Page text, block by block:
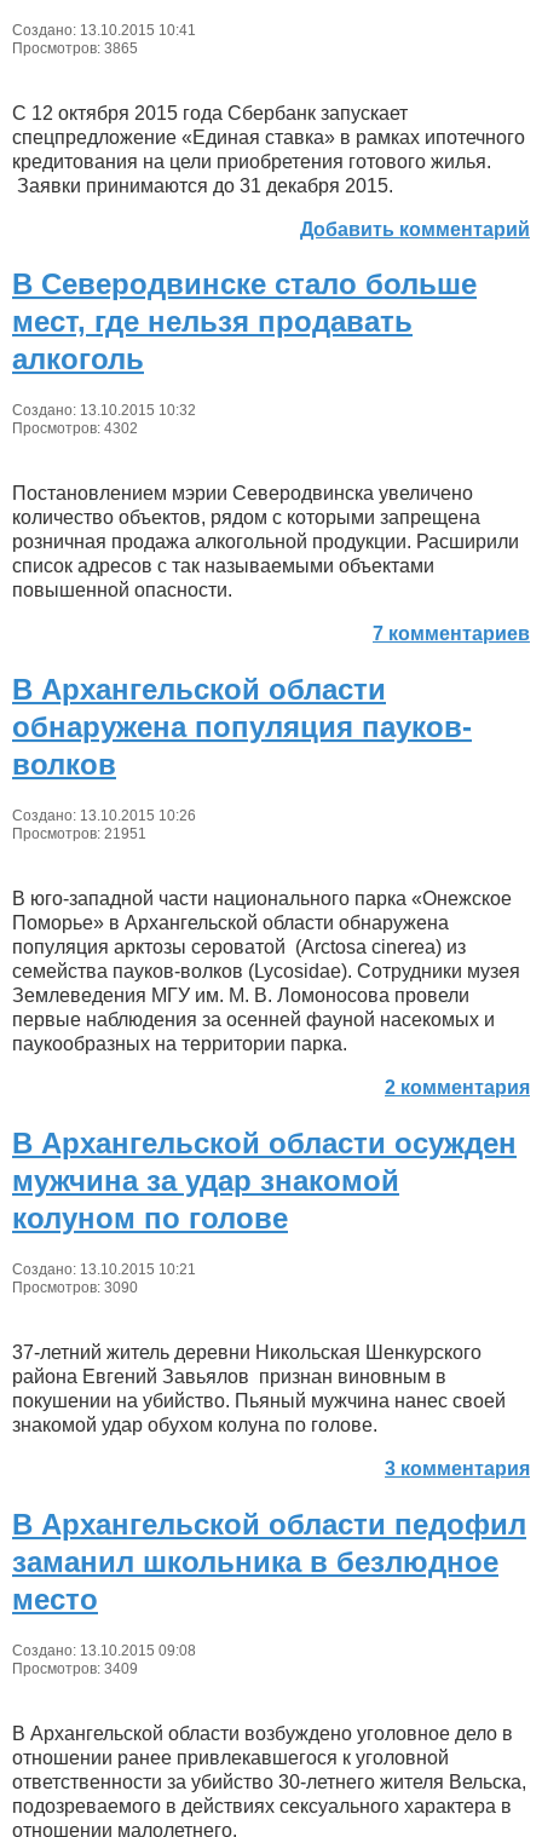
Создано: 13.10.2015 10:41
Просмотров: 3865
С 12 октября 2015 года Сбербанк запускает
спецпредложение «Единая ставка» в рамках ипотечного
кредитования на цели приобретения готового жилья.
Заявки принимаются до 31 декабря 2015.
Добавить комментарий
В Северодвинске стало больше
мест, где нельзя продавать
алкоголь
Создано: 13.10.2015 10:32
Просмотров: 4302
Постановлением мэрии Северодвинска увеличено
количество объектов, рядом с которыми запрещена
розничная продажа алкогольной продукции. Расширили
список адресов с так называемыми объектами
повышенной опасности.
7 комментариев
В Архангельской области
обнаружена популяция пауков-
волков
Создано: 13.10.2015 10:26
Просмотров: 21951
В юго-западной части национального парка «Онежское
Поморье» в Архангельской области обнаружена
популяция арктозы сероватой (Arctosa cinerea) из
семейства пауков-волков (Lycosidae). Сотрудники музея
Землеведения МГУ им. М. В. Ломоносова провели
первые наблюдения за осенней фауной насекомых и
паукообразных на территории парка.
2 комментария
В Архангельской области осужден
мужчина за удар знакомой
колуном по голове
Создано: 13.10.2015 10:21
Просмотров: 3090
37-летний житель деревни Никольская Шенкурского
района Евгений Завьялов признан виновным в
покушении на убийство. Пьяный мужчина нанес своей
знакомой удар обухом колуна по голове.
3 комментария
В Архангельской области педофил
заманил школьника в безлюдное
место
Создано: 13.10.2015 09:08
Просмотров: 3409
В Архангельской области возбуждено уголовное дело в
отношении ранее привлекавшегося к уголовной
ответственности за убийство 30-летнего жителя Вельска,
подозреваемого в действиях сексуального характера в
отношении малолетнего.